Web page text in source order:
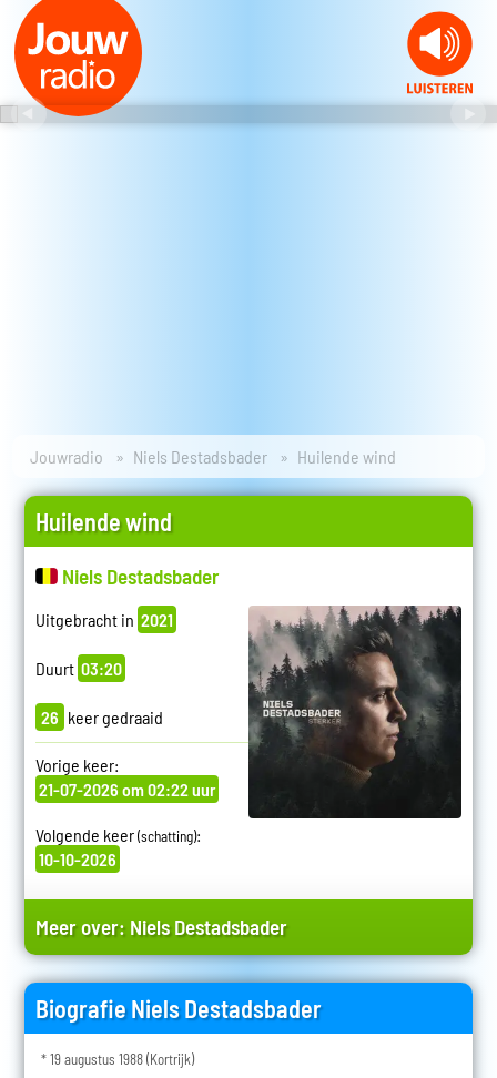
Jouwradio Niels Destadsbader Huilende wind
Huilende wind
Niels Destadsbader
Uitgebracht in 2021
Duurt 03:20
26 keer gedraaid
Vorige keer:
21-07-2026 om 02:22 uur
Volgende keer(schatting):
10-10-2026
Meer over: Niels Destadsbader
Biografie Niels Destadsbader
* 19 augustus 1988 (Kortrijk)